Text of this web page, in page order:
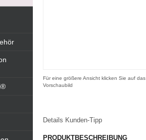
Für eine größere Ansicht klicken Sie auf das
Vorschaubild
Details Kunden-Tipp
PRODUKTBESCHREIBUNG